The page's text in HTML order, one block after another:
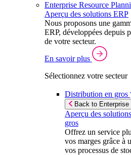
Enterprise Resource
Aperçu des solutions ERP
Nous proposons une
ERP, développées depuis
de votre secteur.
En savoir plus
Sélectionnez votre secteur
Distribution en gros
Back to
Aperçu des
gros
Offrez un service
vos marges grâce à
vos processus de